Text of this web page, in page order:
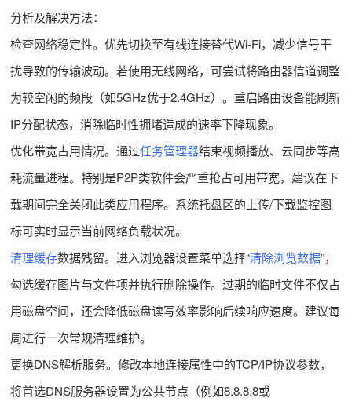
分析及解决方法：
检查网络稳定性。优先切换至有线连接替代Wi-Fi，减少信号干
扰导致的传输波动。若使用无线网络，可尝试将路由器信道调整
为较空闲的频段（如5GHz优于2.4GHz）。重启路由设备能刷新
IP分配状态，消除临时性拥堵造成的速率下降现象。
优化带宽占用情况。通过任务管理器结束视频播放、云同步等高
耗流量进程。特别是P2P类软件会严重抢占可用带宽，建议在下
载期间完全关闭此类应用程序。系统托盘区的上传/下载监控图
标可实时显示当前网络负载状况。
清理缓存数据残留。进入浏览器设置菜单选择“清除浏览数据”，
勾选缓存图片与文件项并执行删除操作。过期的临时文件不仅占
用磁盘空间，还会降低磁盘读写效率影响后续响应速度。建议每
周进行一次常规清理维护。
更换DNS解析服务。修改本地连接属性中的TCP/IP协议参数，
将首选DNS服务器设置为公共节点（例如8.8.8.8或